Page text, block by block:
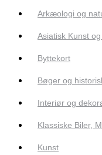
Arkæologi og
Asiatisk Kunst
Byttekort
Bøger og
Interiør og
Klassiske Biler,
Kunst